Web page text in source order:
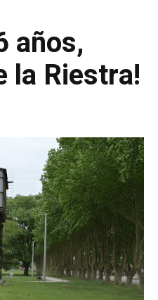
años,
la Riestra!